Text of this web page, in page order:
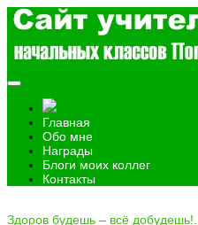
Главная
Обо мне
Награды
Блоги моих коллег
Контакты
Здоров будешь – всё добудешь!...